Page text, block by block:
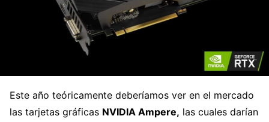
Este año teóricamente deberíamos ver en el mercado
las tarjetas gráficas NVIDIA Ampere, las cuales darían